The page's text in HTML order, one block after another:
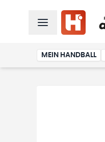
MEIN HANDBALL